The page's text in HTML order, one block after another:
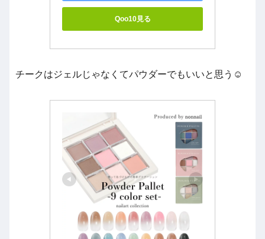
Qoo10見る
チークはジェルじゃなくてパウダーでもいいと思う☺️